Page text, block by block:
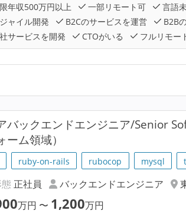
年収500万円以上 一部リモート可 言語
ャイル開発
B2Cのサービスを運営 B2B
サービスを開発
CTOがいる フルリモー
バックエンドエンジニア/Senior
ーム領域）
ruby-on-rails rubocop mysql
正社員 バックエンドエンジニア
万円 〜 1,200万円